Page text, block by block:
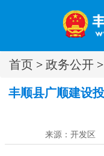
首页 > 政务公开 >
丰顺县广顺建设
来源：开发区